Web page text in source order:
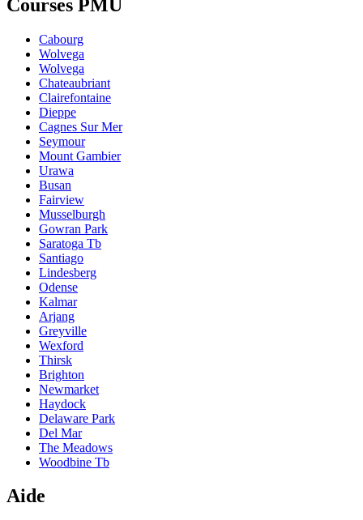
Courses PMU
Cabourg
Wolvega
Wolvega
Chateaubriant
Clairefontaine
Dieppe
Cagnes Sur Mer
Seymour
Mount Gambier
Urawa
Busan
Fairview
Musselburgh
Gowran Park
Saratoga Tb
Santiago
Lindesberg
Odense
Kalmar
Arjang
Greyville
Wexford
Thirsk
Brighton
Newmarket
Haydock
Delaware Park
Del Mar
The Meadows
Woodbine Tb
Aide